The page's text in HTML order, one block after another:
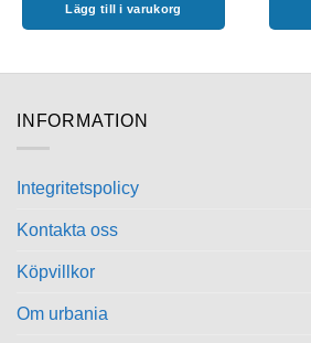
Lägg till i varukorg
INFORMATION
Integritetspolicy
Kontakta oss
Köpvillkor
Om urbania